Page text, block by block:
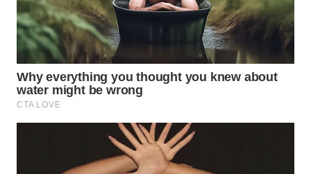
SUMEDANG
WN
CIANJUR
WN